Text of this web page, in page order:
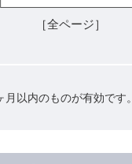
［全ページ］
月以内のものが有効です。